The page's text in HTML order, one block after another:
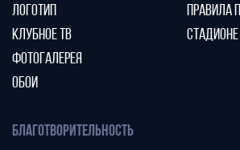
ЛОГОТИП
КЛУБНОЕ ТВ
ФОТОГАЛЕРЕЯ
ОБОИ
ПРАВИЛА
СТАДИОНЕ
БЛАГОТВОРИТЕЛЬНОСТЬ